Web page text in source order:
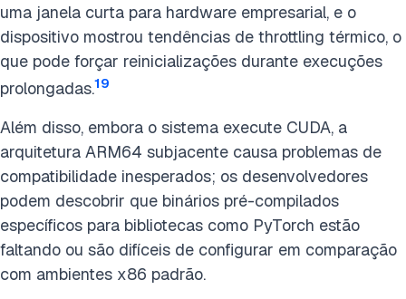
uma janela curta para hardware empresarial, e o
dispositivo mostrou tendências de throttling térmico, o
que pode forçar reinicializações durante execuções
prolongadas.19
Além disso, embora o sistema execute CUDA, a
arquitetura ARM64 subjacente causa problemas de
compatibilidade inesperados; os desenvolvedores
podem descobrir que binários pré-compilados
específicos para bibliotecas como PyTorch estão
faltando ou são difíceis de configurar em comparação
com ambientes x86 padrão.